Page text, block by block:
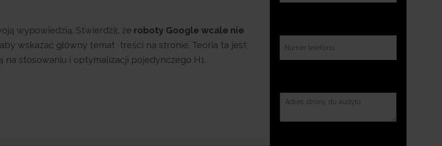
wypowiedzią. Stwierdził, że roboty Google wcale nie
wskazać główny temat treści na stronie. Teoria ta jest
stosowaniu i optymalizacji pojedynczego H1.